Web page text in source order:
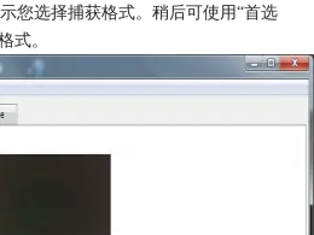
您选择捕获格式。稍后可使用“首选
式。